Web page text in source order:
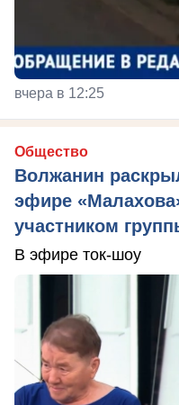
вчера в 12:25
Общество
Волжанин
эфире
участником
В эфире ток-шоу